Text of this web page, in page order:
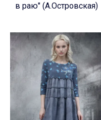
в раю" (А.Островская)